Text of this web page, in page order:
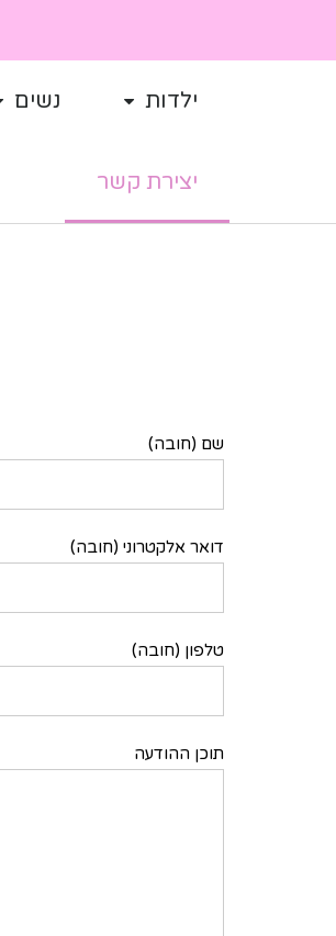
ילדות נשים
יצירת קשר
שם (חובה)
דואר אלקטרוני (חובה)
טלפון (חובה)
תוכן ההודעה